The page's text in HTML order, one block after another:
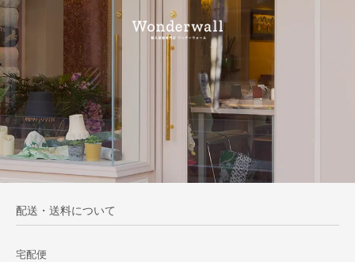
配送・送料について
宅配便